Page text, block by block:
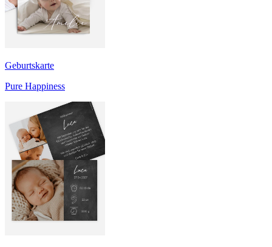
Geburtskarte
Pure Happiness